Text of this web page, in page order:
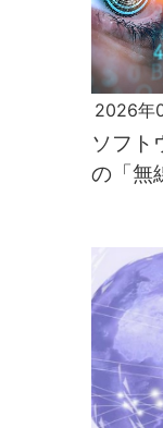
2026年
ソフト
の「無